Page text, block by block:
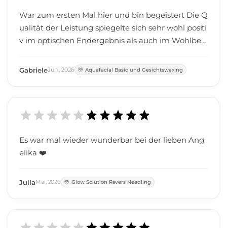
War zum ersten Mal hier und bin begeistert Die Q
ualität der Leistung spiegelte sich sehr wohl positi
v im optischen Endergebnis als auch im Wohlbefi
verstand ihr Handwerk. Werde gerne wiederkom
GabrieleJuni,2026 Aquafacial Basic und Gesichtswaxing
Es war mal wieder wunderbar bei der lieben Ang
elika ❤️
JuliaMai, 2026 Glow Solution Revers Needling